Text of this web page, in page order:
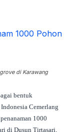
di Karawang
bentuk
Cemerlang
1000
di Dusun Tirtasari,